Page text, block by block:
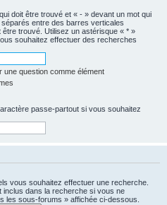
doit être trouvé et « - » devant un mot qui
entre des barres verticales
trouvé. Utilisez un astérisque « * »
souhaitez effectuer des recherches
une question comme élément
passe-partout si vous souhaitez
vous souhaitez effectuer une recherche.
inclus dans la recherche si vous ne
les sous-forums » affichée ci-dessous.